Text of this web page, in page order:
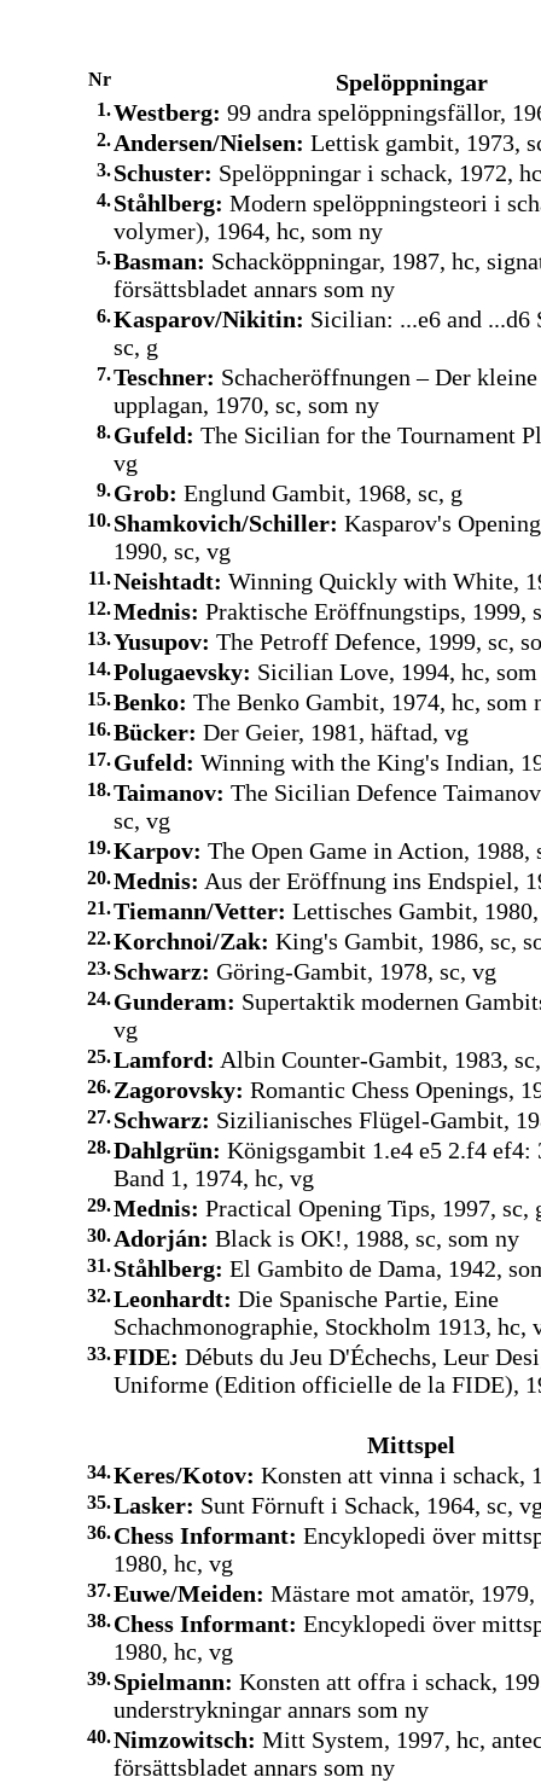
Nr Spelöppningar
1.Westberg: 99 andra spelöppningsfällor,
2.Andersen/Nielsen: Lettisk gambit, 1973,
3.Schuster: Spelöppningar i schack, 1972,
4.Ståhlberg: Modern spelöppningsteori i
volymer), 1964, hc, som ny
5.Basman: Schacköppningar, 1987, hc,
försättsbladet annars som ny
6.Kasparov/Nikitin: Sicilian: ...e6 and ...d6
sc, g
7.Teschner: Schacheröffnungen – Der
upplagan, 1970, sc, som ny
8.Gufeld: The Sicilian for the Tournament
vg
9.Grob: Englund Gambit, 1968, sc, g
10.Shamkovich/Schiller: Kasparov's
1990, sc, vg
11.Neishtadt: Winning Quickly with White,
12.Mednis: Praktische Eröffnungstips, 1999,
13.Yusupov: The Petroff Defence, 1999, sc,
14.Polugaevsky: Sicilian Love, 1994, hc,
15.Benko: The Benko Gambit, 1974, hc, som
16.Bücker: Der Geier, 1981, häftad, vg
17.Gufeld: Winning with the King's Indian,
18.Taimanov: The Sicilian Defence
sc, vg
19.Karpov: The Open Game in Action, 1988,
20.Mednis: Aus der Eröffnung ins Endspiel,
21.Tiemann/Vetter: Lettisches Gambit,
22.Korchnoi/Zak: King's Gambit, 1986, sc,
23.Schwarz: Göring-Gambit, 1978, sc, vg
24.Gunderam: Supertaktik modernen
vg
25.Lamford: Albin Counter-Gambit, 1983,
26.Zagorovsky: Romantic Chess Openings,
27.Schwarz: Sizilianisches Flügel-Gambit,
28.Dahlgrün: Königsgambit 1.e4 e5 2.f4 ef4:
Band 1, 1974, hc, vg
29.Mednis: Practical Opening Tips, 1997, sc,
30.Adorján: Black is OK!, 1988, sc, som ny
31.Ståhlberg: El Gambito de Dama, 1942,
32.Leonhardt: Die Spanische Partie, Eine
Schachmonographie, Stockholm 1913, hc,
33.FIDE: Débuts du Jeu D'Échechs, Leur
Uniforme (Edition officielle de la FIDE),
Mittspel
34.Keres/Kotov: Konsten att vinna i schack,
35.Lasker: Sunt Förnuft i Schack, 1964, sc,
36.Chess Informant: Encyklopedi över
1980, hc, vg
37.Euwe/Meiden: Mästare mot amatör,
38.Chess Informant: Encyklopedi över
1980, hc, vg
39.Spielmann: Konsten att offra i schack,
understrykningar annars som ny
40.Nimzowitsch: Mitt System, 1997, hc,
försättsbladet annars som ny